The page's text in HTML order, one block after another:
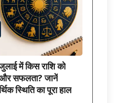
में किस राशि को
और सफलता? जानें
स्थिति का पूरा हाल